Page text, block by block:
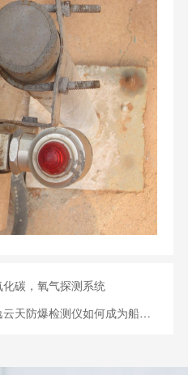
碳，氧气探测系统
检测仪如何成为船舱安全守护者？